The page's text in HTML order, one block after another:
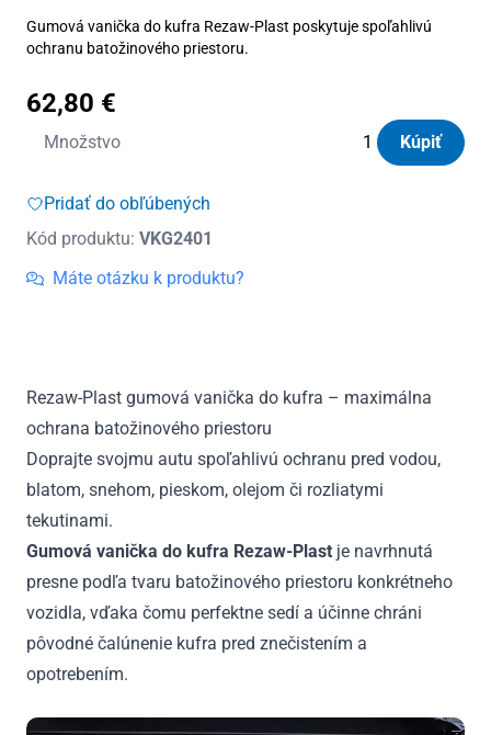
Gumová vanička do kufra Rezaw-Plast poskytuje spoľahlivú
ochranu batožinového priestoru.
62,80 €
Množstvo
množstvo
do
gumová
VW
2022
Kúpiť
Pridať do obľúbených
Kód produktu: VKG2401
Máte otázku k produktu?
Rezaw-Plast gumová vanička do kufra – maximálna
ochrana batožinového priestoru
Doprajte svojmu autu spoľahlivú ochranu pred vodou,
blatom, snehom, pieskom, olejom či rozliatymi
tekutinami.
Gumová vanička do kufra Rezaw-Plast je navrhnutá
presne podľa tvaru batožinového priestoru konkrétneho
vozidla, vďaka čomu perfektne sedí a účinne chráni
pôvodné čalúnenie kufra pred znečistením a
opotrebením.